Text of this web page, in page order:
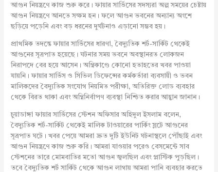
আগুন নিয়ন্ত্রণে কাজ শুরু করে। ফায়ার সার্ভিসের সদস্যরা অল্প সময়ের চেষ্টায়
আগুন নিয়ন্ত্রণে আনতে সক্ষম হন। ফলে আগুন ভবনের অন্যান্য অংশে
ছড়িয়ে পড়েনি এবং বড় ধরনের দুর্ঘটনাও এড়ানো সম্ভব হয়।
প্রাথমিক তদন্তে ফায়ার সার্ভিসের ধারণা, বৈদ্যুতিক শর্ট-সার্কিট থেকেই
আগুনের সূত্রপাত হয়েছে। ঘটনার সময় ভবনে অবস্থানরত লোকজন
নিরাপদে বের হয়ে আসেন। অগ্নিকাণ্ডে কোনো হতাহতের খবর পাওয়া
যায়নি। ফায়ার সার্ভিস ও সিভিল ডিফেন্সের কর্মকর্তারা ব্যবসায়ী ও ভবন
মালিকদের বৈদ্যুতিক সংযোগ নিয়মিত পরীক্ষা, অতিরিক্ত লোড ব্যবহার
থেকে বিরত থাকা এবং অগ্নিনির্বাপণ ব্যবস্থা নিশ্চিত করার আহ্বান জানান।
চুয়াডাঙ্গা ফায়ার সার্ভিসের স্টেশন অফিসার অহিদুল ইসলাম বলেন,
বৈদ্যুতিক শর্ট-সার্কিট থেকেই মালিক টাওয়ারের পার্কিং স্লটে আগুনের
সূত্রপাত ঘটে। খবর পেয়ে আমরা দ্রুত দুটি ইউনিট ঘটনাস্থলে পৌঁছাই এবং
আগুন নিয়ন্ত্রণে কাজ শুরু করি। আমরা যাওয়ার পরেও বেসমেন্টে সাব
স্টেশনের তারে মোমবাতির মতো আগুন জ্বলছিল এবং প্লাস্টিক পুড়ছিল।
তবে বৈদ্যুতিক শর্ট সার্কিট থেকে আগুন লাগায় আমরা পানি ব্যবহার করতে